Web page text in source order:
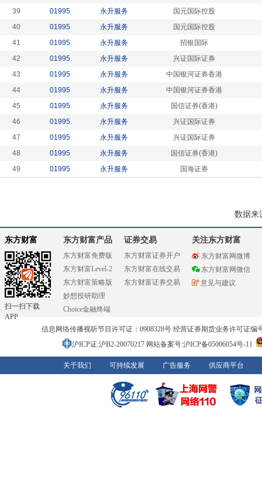
39
01995 永升服务
国元国际控股
40
01995 永升服务
国元国际控股
41
01995 永升服务
招银国际
42
01995 永升服务
兴证国际证券
43
01995 永升服务
中国银河证券香港
44
01995 永升服务
中国银河证券香港
45
01995 永升服务
国信证券(香港)
46
01995 永升服务
兴证国际证券
47
01995 永升服务
兴证国际证券
48
01995 永升服务
国信证券(香港)
49
01995 永升服务 国海证券
数据来
东方财富
扫一扫下载
APP
东方财富产品
东方财富免费版
东方财富Level-2
东方财富策略版
妙想投研助理
Choice金融终端
证券交易
东方财富证券开户
东方财富在线交易
东方财富证券交易
关注东方财富
东方财富网微博
东方财富网微信
意见与建议
信息网络传播视听节目许可证：0908328号 经营证券期货业务许可证编
沪ICP证:沪B2-20070217 网站备案号:沪ICP备05006054号-11
关于我们 可持续发展 广告服务 供应商平台